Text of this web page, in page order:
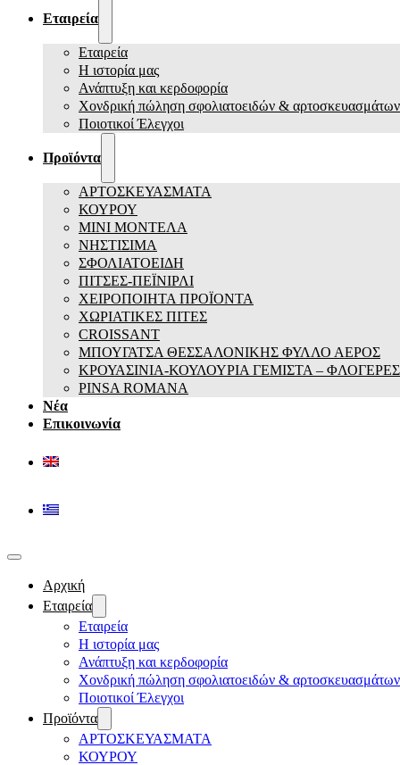
Εταιρεία
Εταιρεία
Η ιστορία μας
Ανάπτυξη και κερδοφορία
Χονδρική πώληση σφολιατοειδών & αρτοσκευασμάτων
Ποιοτικοί Έλεγχοι
Προϊόντα
ΑΡΤΟΣΚΕΥΑΣΜΑΤΑ
ΚΟΥΡΟΥ
ΜΙΝΙ ΜΟΝΤΕΛΑ
ΝΗΣΤΙΣΙΜΑ
ΣΦΟΛΙΑΤΟΕΙΔΗ
ΠΙΤΣΕΣ-ΠΕΪΝΙΡΛΙ
ΧΕΙΡΟΠΟΙΗΤΑ ΠΡΟΪΟΝΤΑ
ΧΩΡΙΑΤΙΚΕΣ ΠΙΤΕΣ
CROISSANT
ΜΠΟΥΓΑΤΣΑ ΘΕΣΣΑΛΟΝΙΚΗΣ ΦΥΛΛΟ ΑΕΡΟΣ
ΚΡΟΥΑΣΙΝΙΑ-ΚΟΥΛΟΥΡΙΑ ΓΕΜΙΣΤΑ – ΦΛΟΓΕΡΕΣ
PINSA ROMANA
Νέα
Επικοινωνία
Αρχική
Εταιρεία
Εταιρεία
Η ιστορία μας
Ανάπτυξη και κερδοφορία
Χονδρική πώληση σφολιατοειδών & αρτοσκευασμάτων
Ποιοτικοί Έλεγχοι
Προϊόντα
ΑΡΤΟΣΚΕΥΑΣΜΑΤΑ
ΚΟΥΡΟΥ